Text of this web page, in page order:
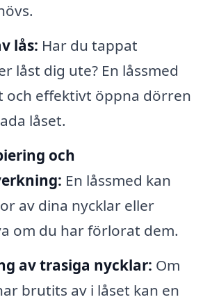
lås: Har du tappat
låst dig ute? En låssmed
och effektivt öppna dörren
låset.
och
En låssmed kan
av dina nycklar eller
om du har förlorat dem.
av trasiga nycklar: Om
brutits av i låset kan en